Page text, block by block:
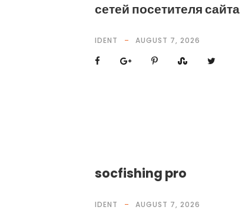
сетей посетителя сайта
IDENT AUGUST 7, 2026
socfishing pro
IDENT AUGUST 7, 2026